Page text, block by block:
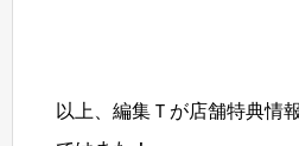
以上、編集Ｔが店舗特典情